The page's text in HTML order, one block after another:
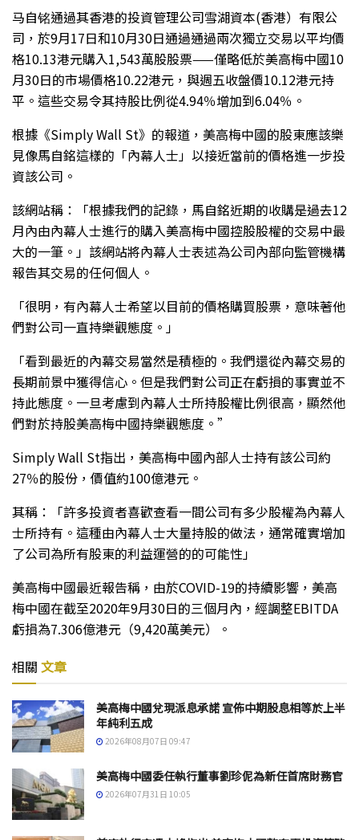
马自铭通過其香港的投資管理公司雪湖資本(香港）有限公
司，於9月17日和10月30日通過通過兩次獨立交易以平均價
格10.13港元購入1,543萬股股票——僅略低於美高梅中國10
月30日的市場價格10.22港元，與週五收盤價10.12港元持
平。這些交易令其持股比例從4.94％增加到6.04％。
根據《Simply Wall St》的報道，美高梅中國的股東應該樂
見像馬自銘這樣的「內幕人士」以接近當前的價格進一步投
資該公司。
該網站稱：「根據我們的記錄，馬自銘近期的收購是過去12
月內由內幕人士進行的購入美高梅中國控股股權的交易中最
大的一筆。」該網站將內幕人士表述為公司內部向監管機構
報告其交易的任何個人。
「很明，有內幕人士希望以目前的價格購買股票，意味著他
們對公司一直持樂觀態度。」
「看到最近的內幕交易當然是積極的。我們還從內幕交易的
長期前景中獲得信心。但是我們對公司正在虧損的事實並不
持此態度。一旦考慮到內幕人士所持股權比例很高，顯然他
們對於持股美高梅中國持樂觀態度。”
Simply Wall St指出，美高梅中國內部人士持有該公司約
27％的股份，價值約100億港元。
其稱：「許多投資者喜歡查看一間公司有多少股權為內幕人
士所持有。這種由內幕人士大量持股的做法，通常確實增加
了公司為所有股東的利益運營的的可能性」
美高梅中國最近報告稱，由於COVID-19的持續影響，美高
梅中國在截至2020年9月30日的三個月內，經調整EBITDA
虧損為7.306億港元（9,420萬美元）。
相關 文章
美高梅中國兌現派息承諾 宣佈中期股息相等於上半
年純利五成
2026年08月07日 09:47
美高梅中國委任執行董事劉珍伲為新任首席財務官
2026年07月31日 10:05